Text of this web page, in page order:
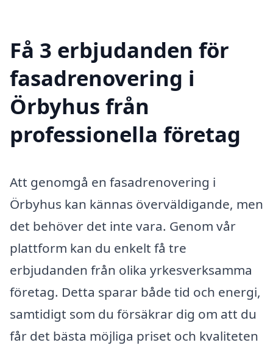
Få 3 erbjudanden för
fasadrenovering i
Örbyhus från
professionella företag
Att genomgå en fasadrenovering i
Örbyhus kan kännas överväldigande, men
det behöver det inte vara. Genom vår
plattform kan du enkelt få tre
erbjudanden från olika yrkesverksamma
företag. Detta sparar både tid och energi,
samtidigt som du försäkrar dig om att du
får det bästa möjliga priset och kvaliteten